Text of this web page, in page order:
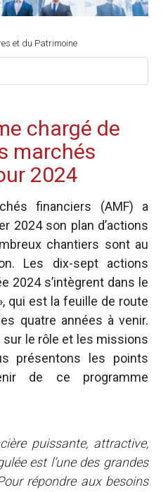
et du Patrimoine
chargé de
marchés
2024
financiers (AMF) a
2024 son plan d’actions
chantiers sont au
Les dix-sept actions
2024 s’intègrent dans le
qui est la feuille de route
quatre années à venir.
sur le rôle et les missions
présentons les points
de ce programme
puissante, attractive,
est l’une des grandes
répondre aux besoins